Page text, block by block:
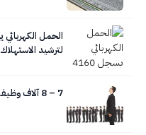
لترشيد الاستهلاك
7 – 8 آلاف وظـيـفـة في تشكيلات 2026